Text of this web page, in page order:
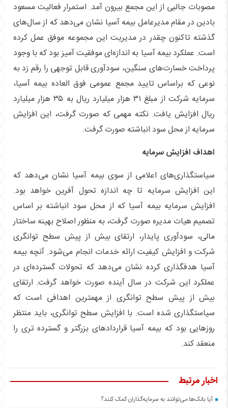
مصوبات جالبی از این مجمع بیرون آمد. استمرار فعالیت مسعود
بادین در مقام مدیرعامل بیمه آسیا نشان می‌دهد که از سال‌های
گذشته تاکنون چقدر در مدیریت این مجموعه موفق عمل کرده
است. عملکرد بیمه آسیا به اندازه‌ای موفقیت آمیز بود که با وجود
پرداخت خسارت‌های سنگین، سودآوری قابل توجهی را رقم زد به
نوعی که براساس تایید مجمع عمومی فوق العاده بیمه آسیا،
سرمایه شرکت از مبلغ ۳۱ هزار میلیارد ریال به ۳۵ هزار میلیارد
ریال افزایش یافت. نکته مهمی که صورت گرفت، این افزایش
سرمایه از محل سود انباشته صورت گرفت.
اهداف افزایش سرمایه
سیاستگذاری‌های اعلامی از سوی بیمه آسیا نشان می‌دهد که
این افزایش سرمایه تا چه اندازه تحول آفرین خواهد بود.
افزایش سرمایه بیمه آسیا که از محل سود انباشته بر اساس
تصمیم هیات مدیره صورت گرفت، به منظور اصلاح بهینه ساختار
مالی، سودآوری پایدار، ارتقای بیش از پیش سطح توانگری
شرکت و افزایش کیفیت ارائه خدمات انجام می‌شود. آنچه بیمه
آسیا هدفگذاری کرده نشان می‌دهد که تحولات گسترده‌ای در
عملکرد این شرکت در سال آینده صورت خواهد گرفت. ارتقای
بیش از پیش سطح توانگری از مهمترین اهدافی است که
سیاستگذاری شده است. با افزایش سطح توانگری، باید منتظر
روز‌هایی بود که بیمه آسیا قرارداد‌های بزرگتر و گسترده تری را
منعقد کند.
اخبار مرتبط
آیا بانک‌ها می‌توانند به سرمایه‌گذاران کمک کنند؟